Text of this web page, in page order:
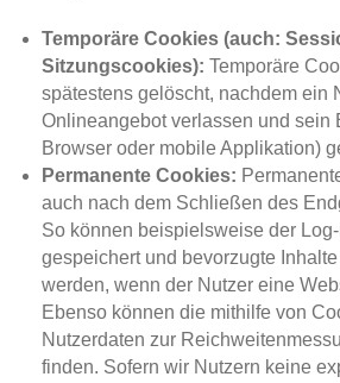
Temporäre Cookies (auch:
Sitzungscookies): Temporäre
spätestens gelöscht, nachdem ein
Onlineangebot verlassen und sein
Browser oder mobile Applikation)
Permanente Cookies:
auch nach dem Schließen des
So können beispielsweise der
gespeichert und bevorzugte
werden, wenn der Nutzer eine
Ebenso können die mithilfe von
Nutzerdaten zur
finden. Sofern wir Nutzern keine